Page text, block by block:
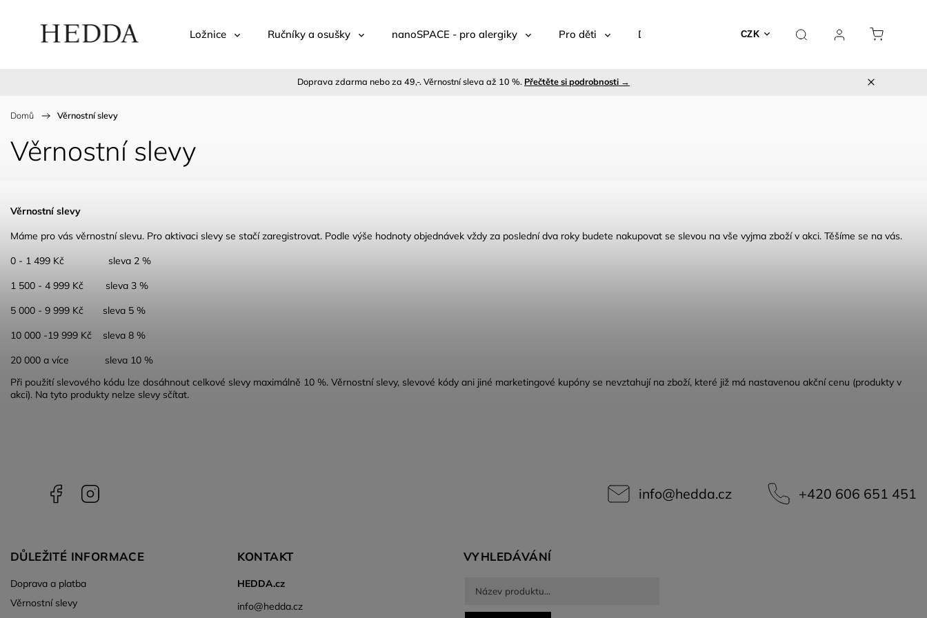
CZK
Ložnice Ručníky a osušky nanoSPACE - pro alergiky Pro děti Doplňky Utěrky
Doprava zdarma nebo za 49,-. Věrnostní sleva až 10 %. Přečtěte si podrobnosti →
Domů / Věrnostní slevy
Věrnostní slevy
Věrnostní slevy
Máme pro vás věrnostní slevu. Pro aktivaci slevy se stačí zaregistrovat. Podle výše hodnoty objednávek vždy za poslední dva roky budete nakupovat se slevou na vše vyjma zboží v akci. Těšíme se na vás.
0 - 1 499 Kč sleva 2 %
1 500 - 4 999 Kč sleva 3 %
5 000 - 9 999 Kč sleva 5 %
10 000 -19 999 Kč sleva 8 %
20 000 a více sleva 10 %
Při použití slevového kódu lze dosáhnout celkové slevy maximálně 10 %. Věrnostní slevy, slevové kódy ani jiné marketingové kupóny se nevztahují na zboží, které již má nastavenou akční cenu (produkty v
akci). Na tyto produkty nelze slevy sčítat.
Facebook info@hedda.cz +420 606 651 451
DŮLEŽITÉ INFORMACE
Doprava a platba
Věrnostní slevy
KONTAKT
HEDDA.cz
info@hedda.cz
VYHLEDÁVÁNÍ